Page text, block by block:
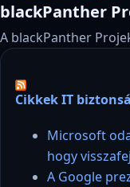
blackPanther
A blackPanther
Cikkek IT
Microsoft
hogy
A Google